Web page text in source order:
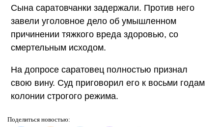
Сына саратовчанки задержали. Против него
завели уголовное дело об умышленном
причинении тяжкого вреда здоровью, со
смертельным исходом.
На допросе саратовец полностью признал
свою вину. Суд приговорил его к восьми годам
колонии строгого режима.
Поделиться новостью: